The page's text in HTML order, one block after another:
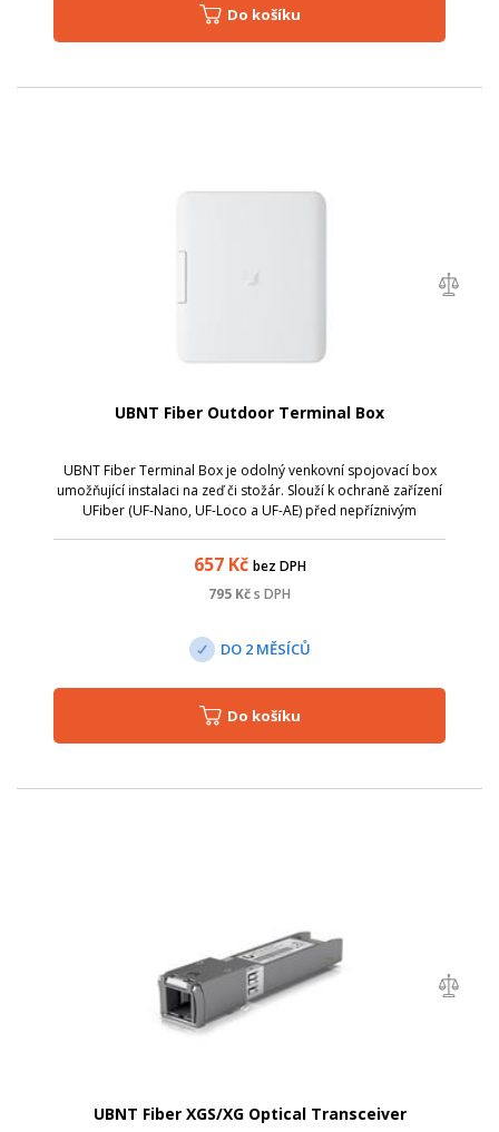
Do košíku
UBNT Fiber Outdoor Terminal Box
UBNT Fiber Terminal Box je odolný venkovní spojovací box
umožňující instalaci na zeď či stožár. Slouží k ochraně zařízení
UFiber (UF-Nano, UF-Loco a UF-AE) před nepříznivým
657Kč bez DPH
795 Kčs DPH
DO 2 MĚSÍCŮ
Do košíku
UBNT Fiber XGS/XG Optical Transceiver